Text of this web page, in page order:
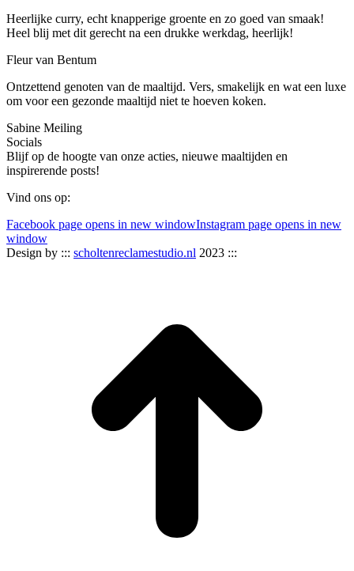
Heerlijke curry, echt knapperige groente en zo goed van smaak!
Heel blij met dit gerecht na een drukke werkdag, heerlijk!
Fleur van Bentum
Ontzettend genoten van de maaltijd. Vers, smakelijk en wat een luxe
om voor een gezonde maaltijd niet te hoeven koken.
Sabine Meiling
Socials
Blijf op de hoogte van onze acties, nieuwe maaltijden en
inspirerende posts!
Vind ons op:
Facebook page opens in new windowInstagram page opens in new
window
Design by ::: scholtenreclamestudio.nl 2023 :::